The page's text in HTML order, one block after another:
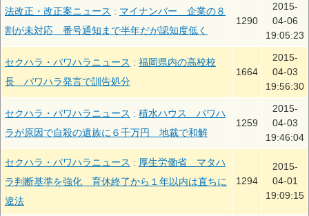
法改正・改正案ニュース : マイナンバー 企業の８
割が未対応 番号通知まで半年だが認知度低く
1290
2015-
04-06
19:05:23
セクハラ・パワハラニュース : 福岡県内の高校校
長 パワハラ発言で訓告処分
1664
2015-
04-03
19:56:30
セクハラ・パワハラニュース : 積水ハウス パワハ
ラが原因で自殺の遺族に６千万円 地裁で和解
1259
2015-
04-03
19:46:04
セクハラ・パワハラニュース : 厚生労働省 マタハ
ラ判断基準を強化 育休終了から１年以内は直ちに
違法
1294
2015-
04-01
19:09:15